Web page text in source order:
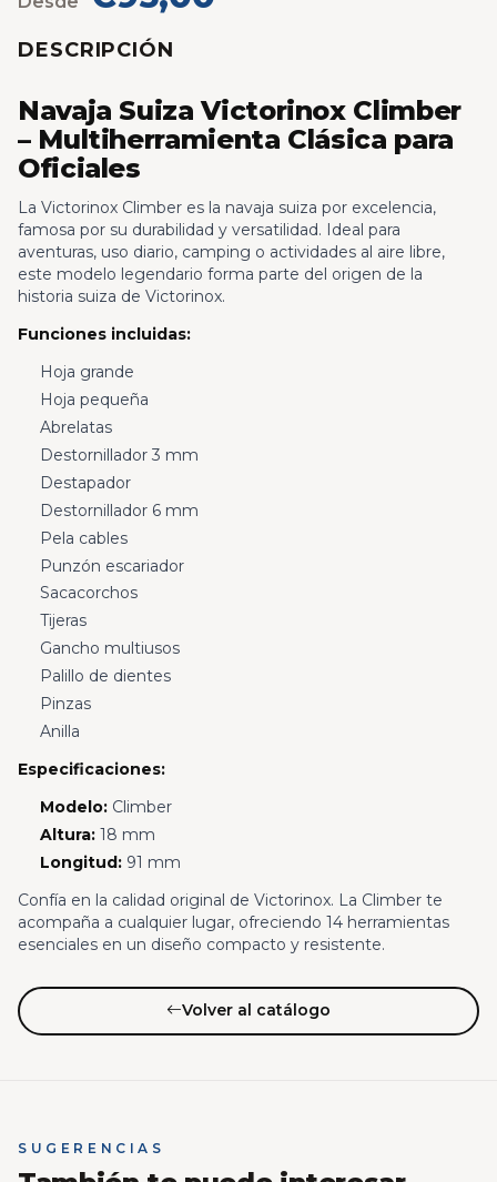
DESCRIPCIÓN
Navaja Suiza Victorinox Climber
– Multiherramienta Clásica para
Oficiales
La Victorinox Climber es la navaja suiza por excelencia,
famosa por su durabilidad y versatilidad. Ideal para
aventuras, uso diario, camping o actividades al aire libre,
este modelo legendario forma parte del origen de la
historia suiza de Victorinox.
Funciones incluidas:
Hoja grande
Hoja pequeña
Abrelatas
Destornillador 3 mm
Destapador
Destornillador 6 mm
Pela cables
Punzón escariador
Sacacorchos
Tijeras
Gancho multiusos
Palillo de dientes
Pinzas
Anilla
Especificaciones:
Modelo:Climber
Altura:18 mm
Longitud:91 mm
Confía en la calidad original de Victorinox. La Climber te
acompaña a cualquier lugar, ofreciendo 14 herramientas
esenciales en un diseño compacto y resistente.
Volver al catálogo
SUGERENCIAS